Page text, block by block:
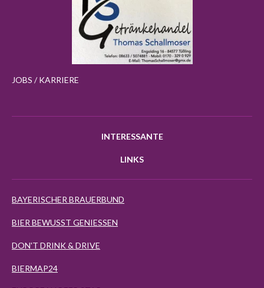
JOBS / KARRIERE
INTERESSANTE
LINKS
BAYERISCHER BRAUERBUND
BIER BEWUSST GENIESSEN
DON'T DRINK & DRIVE
BIERMAP24